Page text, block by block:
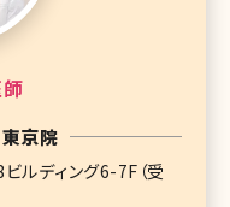
東京院
ルディング6-7F（受